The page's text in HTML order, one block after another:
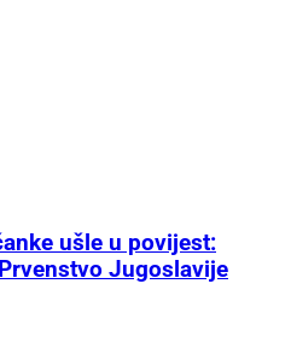
ušle u povijest:
Jugoslavije